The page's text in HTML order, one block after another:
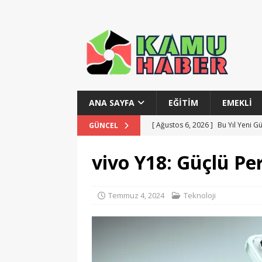
ANA SAYFA EĞITIM EMEKLI
GÜNCEL [ Ağustos 6, 2026 ] Bu Yıl Yeni
[ Ağustos 6, 2026 ]
Gelir İdaresi
vivo Y18: Güçlü
Temmuz 4, 2024 Teknoloji